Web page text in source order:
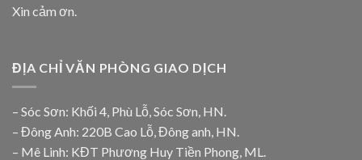
Xin cảm ơn.
ĐỊA CHỈ VĂN PHÒNG GIAO DỊCH
– Sóc Sơn: Khối 4, Phù Lỗ, Sóc Sơn, HN.
– Đông Anh: 220B Cao Lỗ, Đông anh, HN.
– Mê Linh: KĐT Phương Huy Tiền Phong, ML.